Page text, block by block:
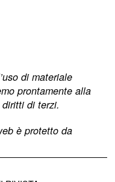
di materiale
prontamente alla
di terzi.
è protetto da